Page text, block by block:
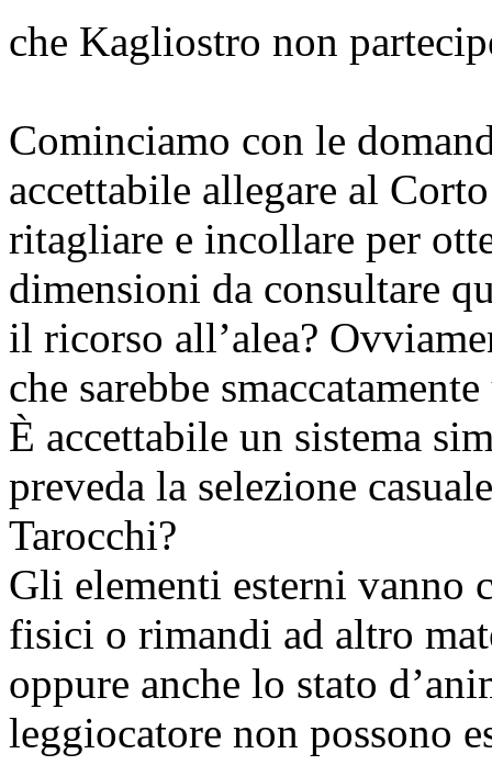
che Kagliostro non
Cominciamo con le
accettabile allegare al
ritagliare e incollare per
dimensioni da consultare
il ricorso all’alea?
che sarebbe
È accettabile un sistema
preveda la selezione
Tarocchi?
Gli elementi esterni vanno
fisici o rimandi ad altro
oppure anche lo stato
leggiocatore non possono